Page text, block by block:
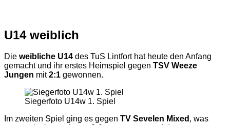
U14 weiblich
Die weibliche U14 des TuS Lintfort hat heute den Anfang
gemacht und ihr erstes Heimspiel gegen TSV Weeze
Jungen mit2:1 gewonnen.
Siegerfoto U14w 1. Spiel
Im zweiten Spiel ging es gegen TV Sevelen Mixed , was